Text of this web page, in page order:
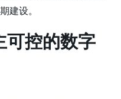
建设。
可控的数字